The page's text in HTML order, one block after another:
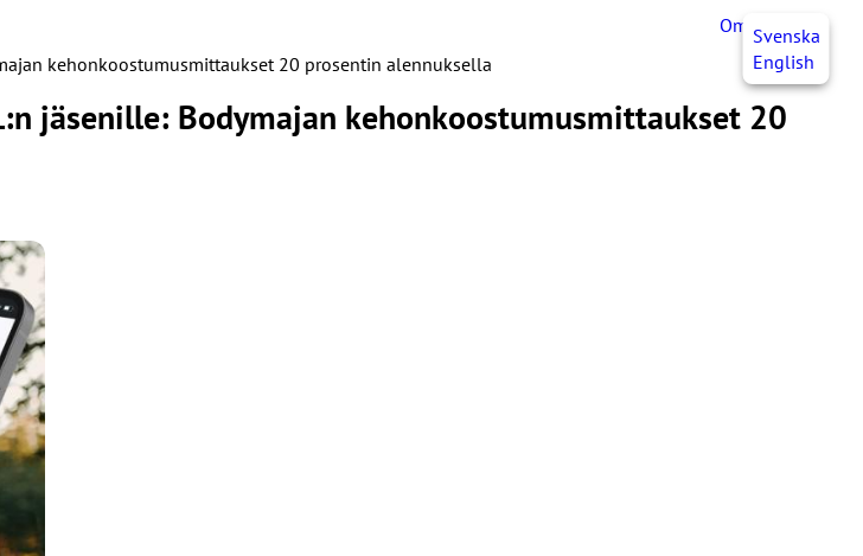
OmaJHLSvenska
English
kehonkoostumusmittaukset 20 prosentin alennuksella
jäsenille: Bodymajan kehonkoostumusmittaukset 20